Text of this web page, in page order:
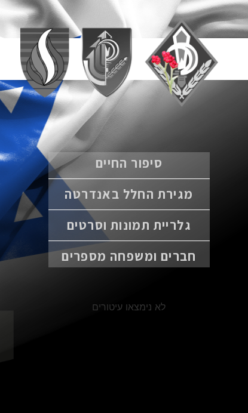
סיפור החיים
מגירת החלל באנדרטה
גלריית תמונות וסרטים
חברים ומשפחה מספרים
לא נימצאו עיטורים